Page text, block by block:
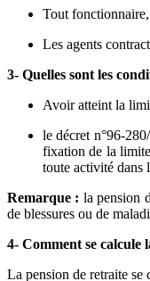
Tout
Les agents
3- Quelles sont les
Avoir atteint la
le décret n°96-
fixation de la
toute activité dans
Remarque : la pension
de blessures ou de
4- Comment se calcule
La pension de retraite se